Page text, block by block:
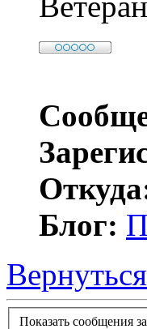
Блог:
Показать сообщения